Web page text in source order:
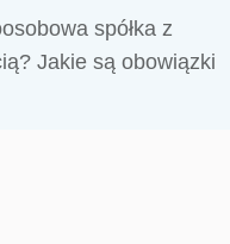
spółka z
Jakie są obowiązki